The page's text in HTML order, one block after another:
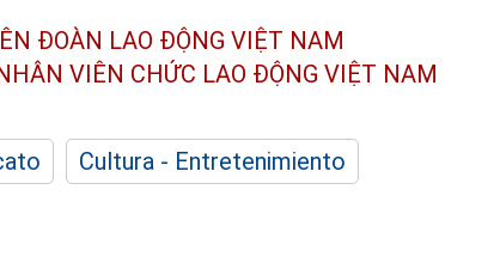
ĐOÀN LAO ĐỘNG VIỆT NAM
VIÊN CHỨC LAO ĐỘNG VIỆT NAM
Cultura - Entretenimiento